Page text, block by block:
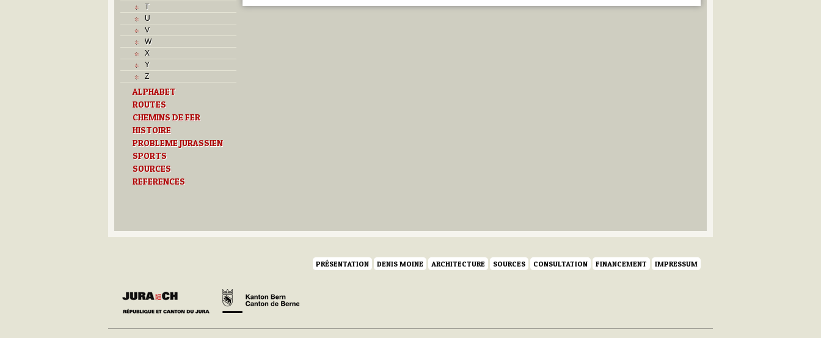
T
U
V
W
X
Y
Z
ALPHABET
ROUTES
CHEMINS DE FER
HISTOIRE
PROBLEME JURASSIEN
SPORTS
SOURCES
REFERENCES
PRÉSENTATION DENIS MOINE ARCHITECTURE SOURCES CONSULTATION FINANCEMENT IMPRESSUM